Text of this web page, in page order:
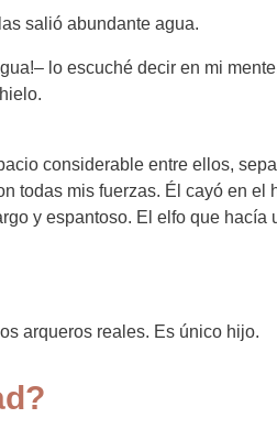
salió abundante agua.
lo escuché decir en mi
considerable entre ellos,
todas mis fuerzas. Él cayó en el
y espantoso. El elfo que
arqueros reales. Es único hijo.